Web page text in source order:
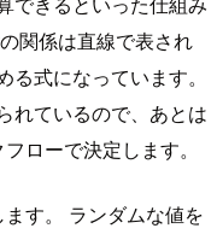
関係は直線で表され
式になっています。
れているので、あとは
ローで決定します。
す。 ランダムな値を